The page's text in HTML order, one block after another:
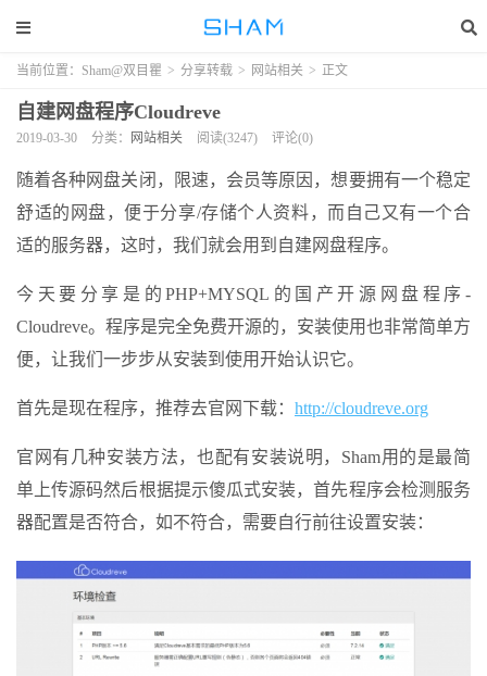
当前位置： Sham@双目瞿 > 分享转载 > 网站相关 > 正文
自建网盘程序Cloudreve
2019-03-30 分类： 网站相关 阅读(3247) 评论(0)
随着各种网盘关闭，限速，会员等原因，想要拥有一个稳定
舒适的网盘，便于分享/存储个人资料，而自己又有一个合
适的服务器，这时，我们就会用到自建网盘程序。
今天要分享是的PHP+MYSQL的国产开源网盘程序-
Cloudreve。程序是完全免费开源的，安装使用也非常简单方
便，让我们一步步从安装到使用开始认识它。
首先是现在程序，推荐去官网下载： http://cloudreve.org
官网有几种安装方法，也配有安装说明，Sham用的是最简
单上传源码然后根据提示傻瓜式安装，首先程序会检测服务
器配置是否符合，如不符合，需要自行前往设置安装：